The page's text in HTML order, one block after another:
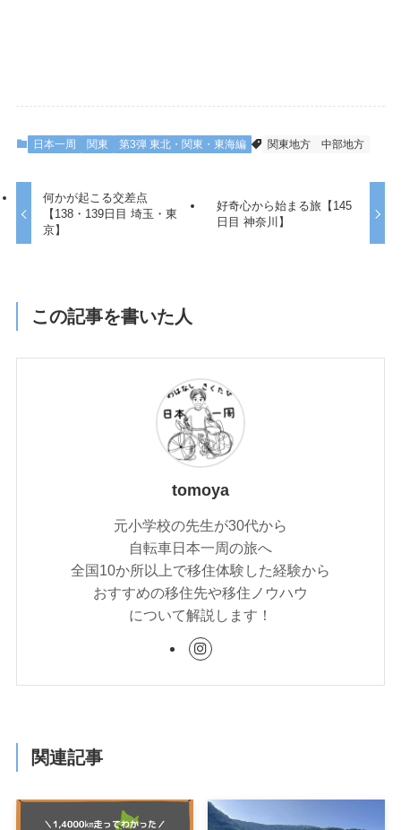
日本一周 関東 第3弾 東北・関東・東海編 関東地方 中部地方
何かが起こる交差点
【138・139日目 埼玉・東
京】
好奇心から始まる旅【145
日目 神奈川】
この記事を書いた人
tomoya
元小学校の先生が30代から
自転車日本一周の旅へ
全国10か所以上で移住体験した経験から
おすすめの移住先や移住ノウハウ
について解説します！
関連記事